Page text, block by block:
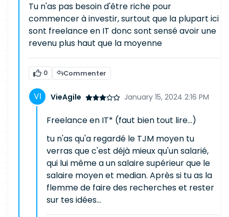
Tu n'as pas besoin d'être riche pour
commencer à investir, surtout que la plupart ici
sont freelance en IT donc sont sensé avoir une
revenu plus haut que la moyenne
0 Commenter
VieAgile January 15, 2024 2:16 PM
Freelance en IT* (faut bien tout lire...)
tu n'as qu'a regardé le TJM moyen tu
verras que c'est déjà mieux qu'un salarié,
qui lui même a un salaire supérieur que le
salaire moyen et median. Après si tu as la
flemme de faire des recherches et rester
sur tes idées...